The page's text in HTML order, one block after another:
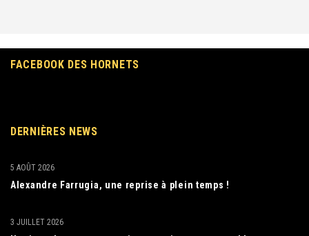
FACEBOOK DES HORNETS
DERNIÈRES NEWS
Alexandre Farrugia, une reprise à plein temps !
5 AOÛT 2026
3 JUILLET 2026